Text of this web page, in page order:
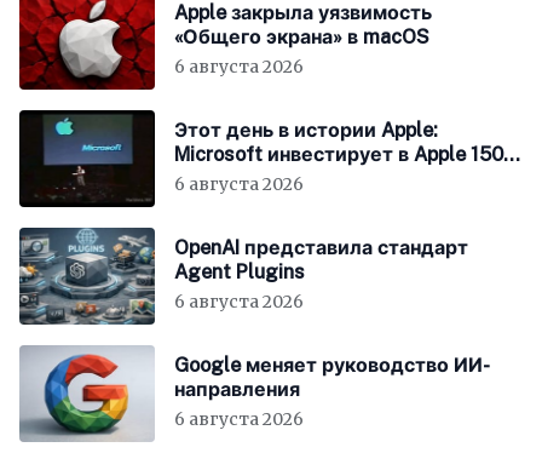
Apple закрыла уязвимость
«Общего экрана» в macOS
6 августа 2026
Этот день в истории Apple:
Microsoft инвестирует в Apple 150
миллионов долларов
6 августа 2026
OpenAI представила стандарт
Agent Plugins
6 августа 2026
Google меняет руководство ИИ-
направления
6 августа 2026